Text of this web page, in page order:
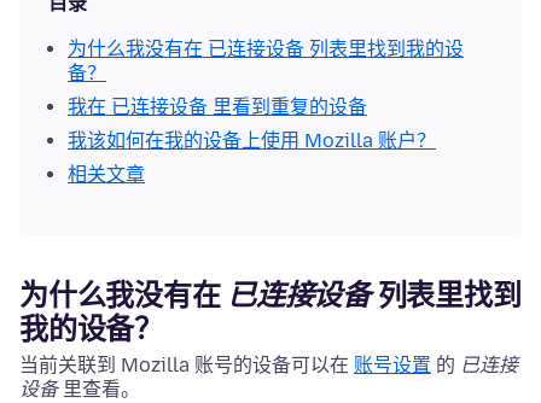
为什么我没有在 已连接设备 列表里找到我的设
备？
我在 已连接设备 里看到重复的设备
我该如何在我的设备上使用 Mozilla 账户？
相关文章
为什么我没有在 已连接设备列表里找到
我的设备？
当前关联到 Mozilla 账号的设备可以在 账号设置 的 已连接
设备里查看。